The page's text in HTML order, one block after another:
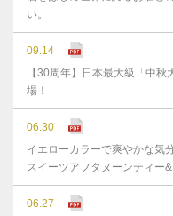
い。
09.14
【30周年】日本最大級「中
場！
06.30
イエローカラーで爽やかな
スイーツアフタヌーンティー
06.27